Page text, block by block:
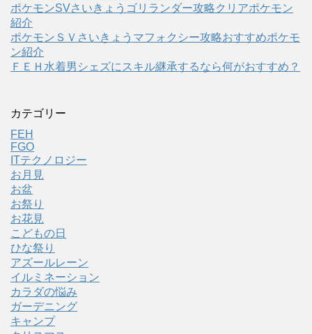
ポケモンSVさいきょうゴリランダー攻略クリアポケモン
紹介
ポケモンＳＶさいきょうマフォクシー攻略おすすめポケモ
ン紹介
ＦＥＨ水着男シェズにスキル継承するなら何がおすすめ？
カテゴリー
FEH
FGO
ITテクノロジー
お月見
お盆
お祭り
お花見
こどもの日
ひな祭り
アズールレーン
イルミネーション
カラダの悩み
ガーデニング
キャンプ